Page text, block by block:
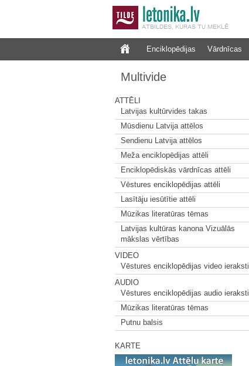
Enciklopēdijas Vārdnīcas
Multivide
ATTĒLI
Latvijas kultūrvides takas
Mūsdienu Latvija attēlos
Sendienu Latvija attēlos
Meža enciklopēdijas attēli
Enciklopēdiskās vārdnīcas attēli
Vēstures enciklopēdijas attēli
Lasītāju iesūtītie attēli
Mūzikas literatūras tēmas
Latvijas kultūras kanona Vizuālās
mākslas vērtības
VIDEO
Vēstures enciklopēdijas video ieraksti
AUDIO
Vēstures enciklopēdijas audio ieraksti
Mūzikas literatūras tēmas
Putnu balsis
KARTE